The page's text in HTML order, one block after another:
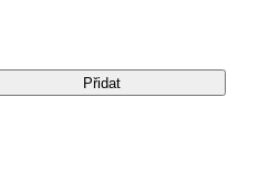
Přidat